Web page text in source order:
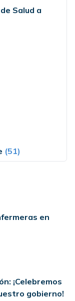
Salud a
(51)
en
¡Celebremos
gobierno!